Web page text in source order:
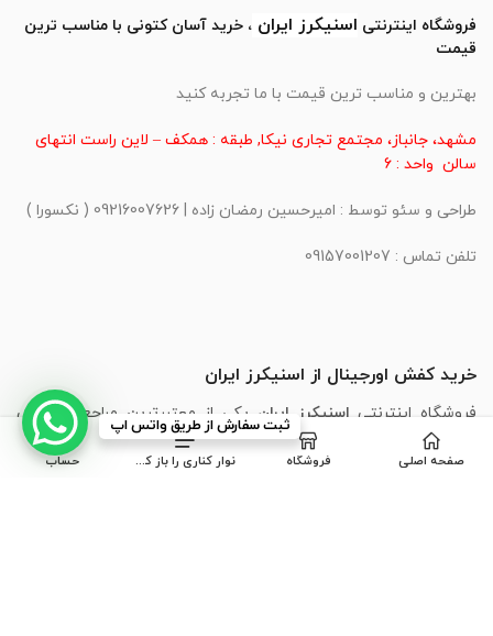
فروشگاه اینترنتی اسنیکرز ایران ، خرید آسان کتونی با مناسب ترین
قیمت
بهترین و مناسب ترین قیمت با ما تجربه کنید
مشهد، جانباز، مجتمع تجاری نیکا, طبقه : همکف – لاین راست انتهای
سالن واحد : 6
طراحی و سئو توسط : امیرحسین رمضان زاده | 09216007626 ( نکسورا )
تلفن تماس : 09157001207
خرید کفش اورجینال از اسنیکرز ایران
فروشگاه اینترنتی اسنیکرز ایران یکی از معتبرترین مراجع تخصصی
خرید کفش اسپرت اورجینال در ایران است. ما با ارائه‌ی جدیدترین
مدل‌های برندهای محبوبی مانند
، Skechers، Puma
صفحه اصلی فروشگاه نوار کناری را باز کنید حساب
ثبت سفارش از طریق واتس اپ